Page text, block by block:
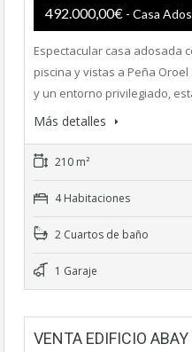
492.000,00€ - Casa
Espectacular casa adosada
piscina y vistas a Peña
y un entorno privilegiado,
Más detalles
210 m²
4 Habitaciones
2 Cuartos de baño
1 Garaje
VENTA EDIFICIO